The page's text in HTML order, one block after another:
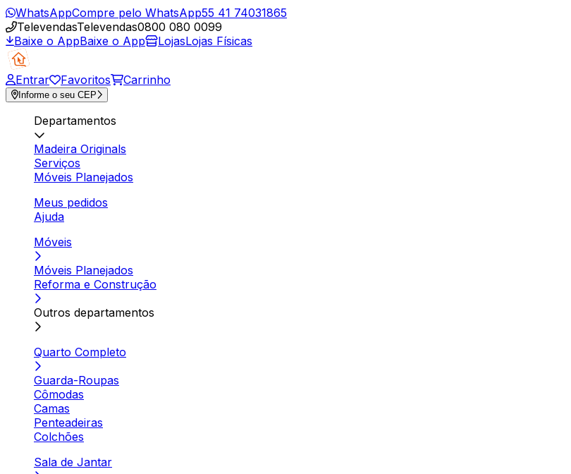
WhatsAppCompre pelo WhatsApp55 41 74031865
TelevendasTelevendas0800 080 0099
Baixe o AppBaixe o App LojasLojas Físicas
Entrar Favoritos Carrinho
Informe o seu CEP
Departamentos
Madeira Originals
Serviços
Móveis Planejados
Meus pedidos
Ajuda
Móveis
Móveis Planejados
Reforma e Construção
Outros departamentos
Quarto Completo
Guarda-Roupas
Cômodas
Camas
Penteadeiras
Colchões
Sala de Jantar